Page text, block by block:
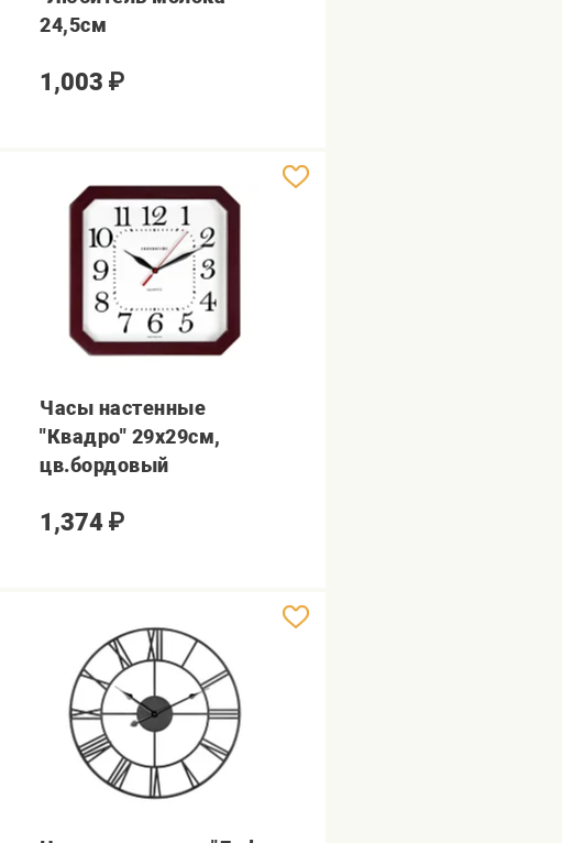
24,5см
1,003 ₽
Часы настенные
"Квадро" 29х29см,
цв.бордовый
1,374 ₽